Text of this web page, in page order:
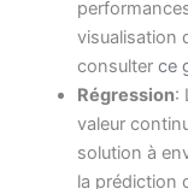
visualisation
consulter ce
Régression:
valeur
solution à
la prédiction